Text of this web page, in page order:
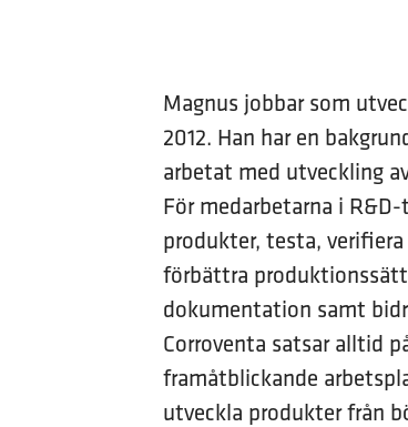
Magnus jobbar som
2012. Han har en
arbetat med utveckling
För medarbetarna i
produkter, testa,
förbättra
dokumentation samt
Corroventa satsar alltid
framåtblickande
utveckla produkter från